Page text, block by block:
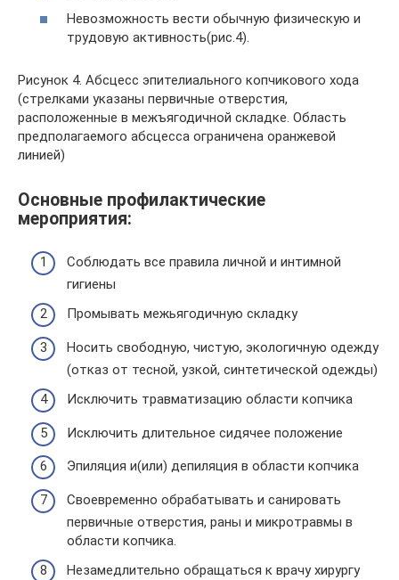
Невозможность вести обычную физическую и
трудовую активность(рис.4).
Рисунок 4. Абсцесс эпителиального копчикового хода
(стрелками указаны первичные отверстия,
расположенные в межъягодичной складке. Область
предполагаемого абсцесса ограничена оранжевой
линией)
Основные профилактические
мероприятия:
Соблюдать все правила личной и интимной
гигиены
Промывать межьягодичную складку
Носить свободную, чистую, экологичную одежду
(отказ от тесной, узкой, синтетической одежды)
Исключить травматизацию области копчика
Исключить длительное сидячее положение
Эпиляция и(или) депиляция в области копчика
Своевременно обрабатывать и санировать
первичные отверстия, раны и микротравмы в
области копчика.
Незамедлительно обращаться к врачу хирургу